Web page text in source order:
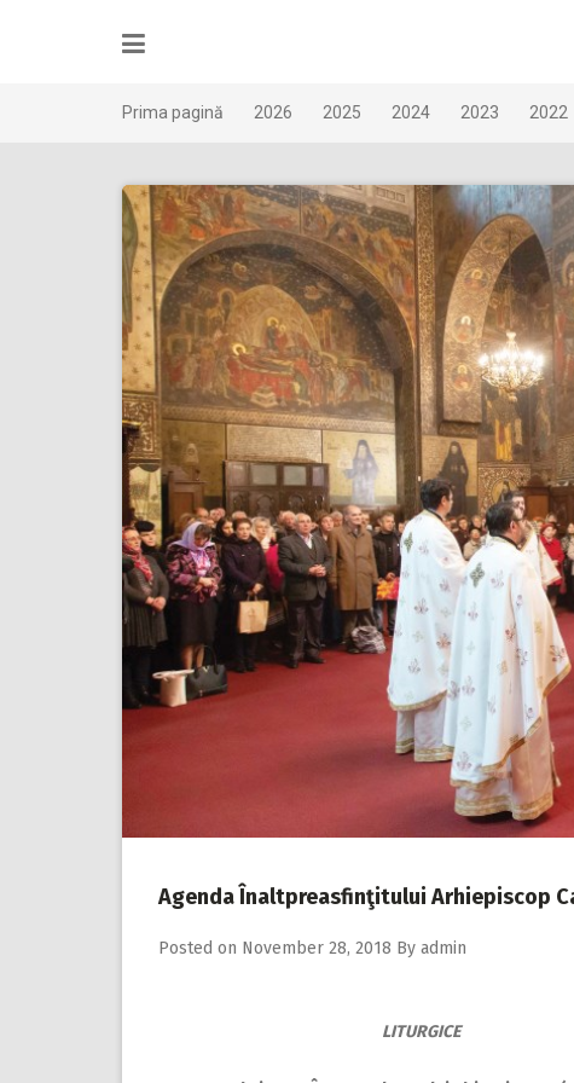
Prima pagină 2026 2025 2024 2023 2022
Agenda Înaltpreasfinţitului Arhiepiscop
Posted on November 28, 2018 By admin
LITURGICE